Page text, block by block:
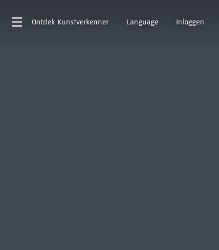
Ontdek Kunstverkenner Language Inloggen